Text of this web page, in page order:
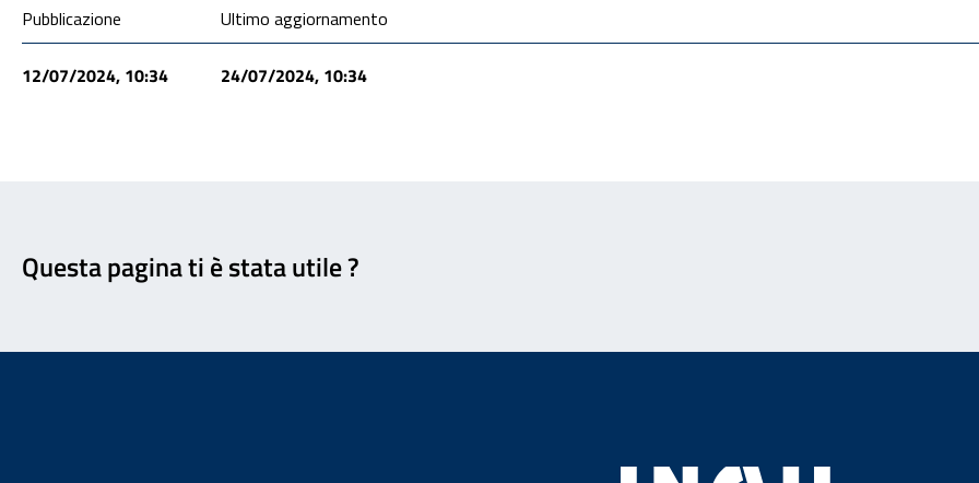
Condivisione social
Pubblicazione
12/07/2024, 10:34
Ultimo aggiornamento
24/07/2024, 10:34
Questa pagina ti è stata utile ?